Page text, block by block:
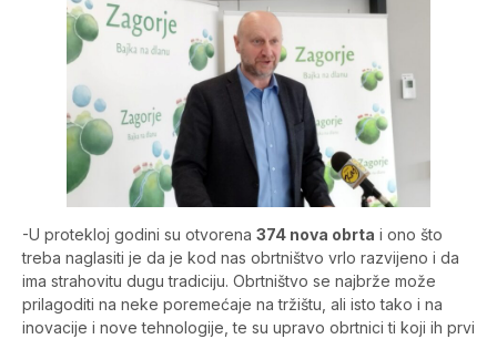
-U protekloj godini su otvorena 374 nova obrta i ono što
treba naglasiti je da je kod nas obrtništvo vrlo razvijeno i da
ima strahovitu dugu tradiciju. Obrtništvo se najbrže može
prilagoditi na neke poremećaje na tržištu, ali isto tako i na
inovacije i nove tehnologije, te su upravo obrtnici ti koji ih prvi